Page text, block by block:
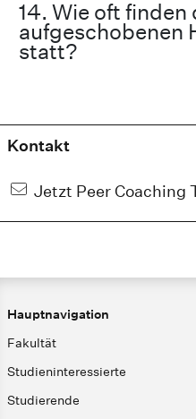
14. Wie oft finden
aufgeschobenen
statt?
Kontakt
Jetzt Peer Coaching
Hauptnavigation
Fakultät
Studieninteressierte
Studierende